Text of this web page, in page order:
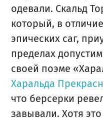
одевали. Скальд
который, в
эпических саг,
пределах
своей поэме
Харальда
что берсерки
завывали. Хотя